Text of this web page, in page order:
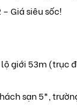
Giá siêu sốc!
giới 53m (trục
sạn 5*,